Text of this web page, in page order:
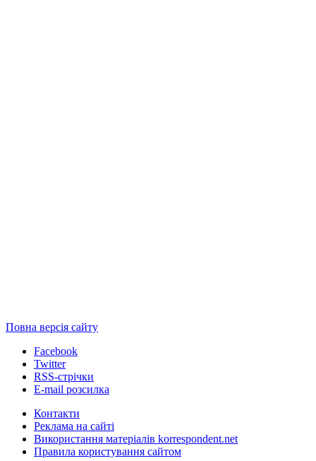
Повна версія сайту
Facebook
Twitter
RSS-стрічки
E-mail розсилка
Контакти
Реклама на сайті
Використання матеріалів korrespondent.net
Правила користування сайтом